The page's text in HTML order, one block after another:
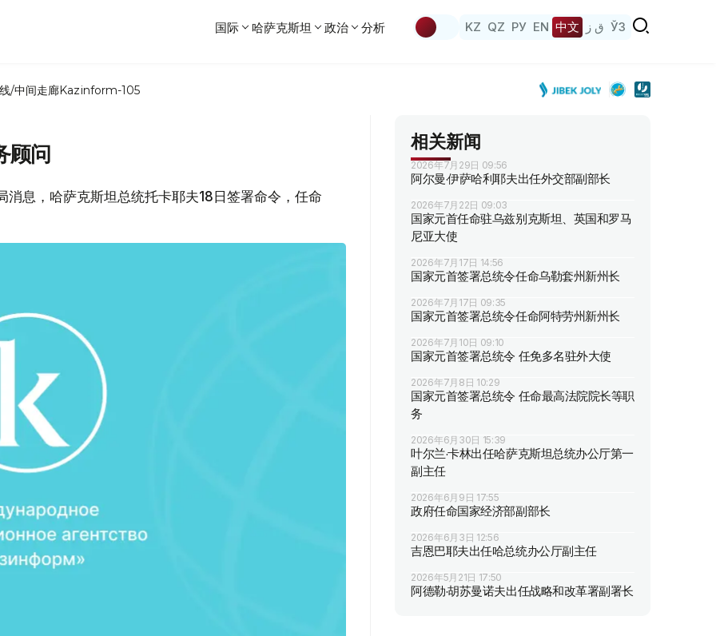
国际 哈萨克斯坦 政治 分析 KZ QZ РУ EN 中文 ق ز ЎЗ
/中间走廊Kazinform-105
顾问
息，哈萨克斯坦总统托卡耶夫18日签署命令，任命
相关新闻
2026年7月29日 09:56
阿尔曼·伊萨哈利耶夫出任外交部副部长
2026年7月22日 09:03
国家元首任命驻乌兹别克斯坦、英国和罗马
尼亚大使
2026年7月17日 14:56
国家元首签署总统令任命乌勒套州新州长
2026年7月17日 09:35
国家元首签署总统令任命阿特劳州新州长
2026年7月10日 09:10
国家元首签署总统令 任免多名驻外大使
2026年7月8日 10:29
国家元首签署总统令 任命最高法院院长等职
务
2026年6月30日 15:39
叶尔兰·卡林出任哈萨克斯坦总统办公厅第一
副主任
2026年6月9日 17:55
政府任命国家经济部副部长
2026年6月3日 12:56
吉恩巴耶夫出任哈总统办公厅副主任
2026年5月21日 17:50
阿德勒·胡苏曼诺夫出任战略和改革署副署长